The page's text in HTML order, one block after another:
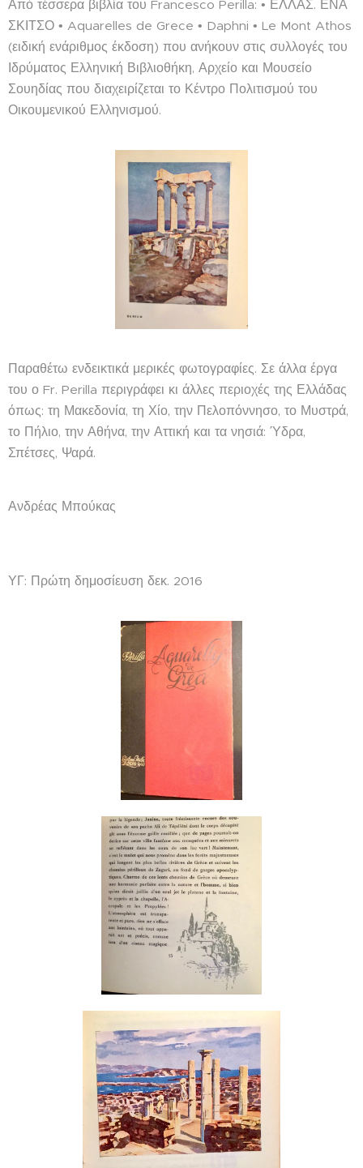
Από τέσσερα βιβλία του Francesco Perilla: • ΕΛΛΑΣ. ΕΝΑ
ΣΚΙΤΣΟ • Aquarelles de Grece • Daphni • Le Mont Athos
(ειδική ενάριθμος έκδοση) που ανήκουν στις συλλογές του
Ιδρύματος Ελληνική Βιβλιοθήκη, Αρχείο και Μουσείο
Σουηδίας που διαχειρίζεται το Κέντρο Πολιτισμού του
Οικουμενικού Ελληνισμού.
Παραθέτω ενδεικτικά μερικές φωτογραφίες. Σε άλλα έργα
του ο Fr. Perilla περιγράφει κι άλλες περιοχές της Ελλάδας
όπως: τη Μακεδονία, τη Χίο, την Πελοπόννησο, το Μυστρά,
το Πήλιο, την Αθήνα, την Αττική και τα νησιά: Ύδρα,
Σπέτσες, Ψαρά.
Ανδρέας Μπούκας
ΥΓ: Πρώτη δημοσίευση δεκ. 2016